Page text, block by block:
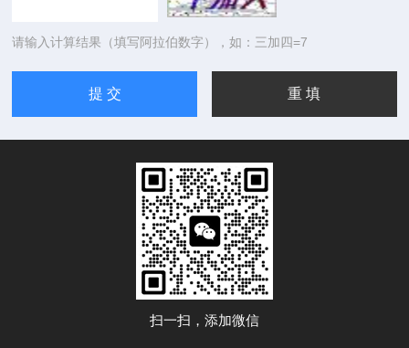
请输入计算结果（填写阿拉伯数字），如：三加四=7
扫一扫，添加微信